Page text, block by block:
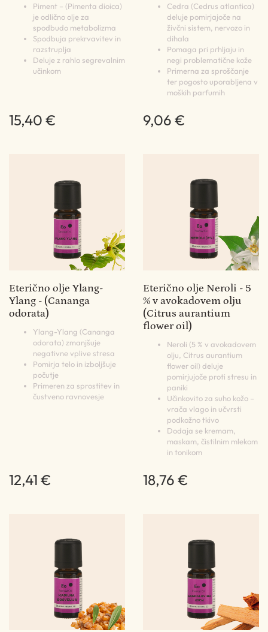
Piment – (Pimenta dioica)
je odlično olje za
spodbudo metabolizma
Spodbuja prekrvavitev in
razstruplja
Deluje z rahlo segrevalnim
učinkom
15,40 €
Cedra (Cedrus atlantica)
deluje pomirjajoče na
živčni sistem, nervozo in
dihala
Pomaga pri prhljaju in
negi problematične kože
Primerna za sproščanje
ter pogosto uporabljena v
moških parfumih
9,06 €
Eterično olje Ylang-
Ylang - (Cananga
odorata)
Ylang-Ylang (Cananga
odorata) zmanjšuje
negativne vplive stresa
Pomirja telo in izboljšuje
počutje
Primeren za sprostitev in
čustveno ravnovesje
12,41 €
Eterično olje Neroli - 5
% v avokadovem olju
(Citrus aurantium
flower oil)
Neroli (5 % v avokadovem
olju, Citrus aurantium
flower oil) deluje
pomirjujoče proti stresu in
paniki
Učinkovito za suho kožo –
vrača vlago in učvrsti
podkožno tkivo
Dodaja se kremam,
maskam, čistilnim mlekom
in tonikom
18,76 €